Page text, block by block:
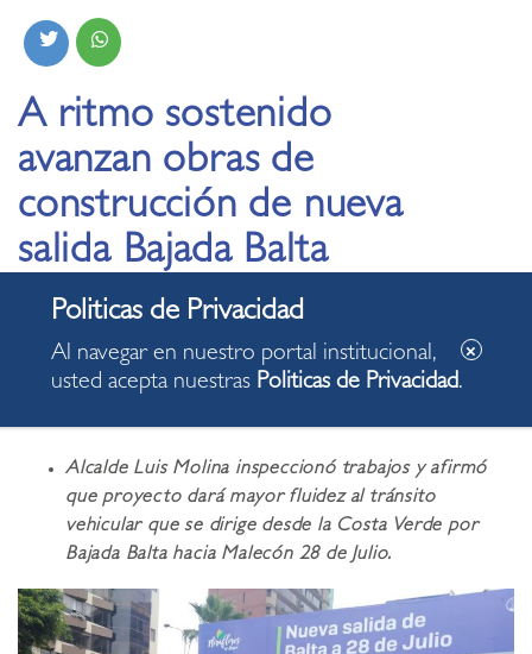
A ritmo sostenido
avanzan obras de
construcción de nueva
salida Bajada Balta
hacia Malecón 28 de
Julio
Alcalde Luis Molina inspeccionó trabajos y afirmó
que proyecto dará mayor fluidez al tránsito
vehicular que se dirige desde la Costa Verde por
Bajada Balta hacia Malecón 28 de Julio.
Al navegar en nuestro portal institucional,
usted acepta nuestras Politicas de Privacidad.